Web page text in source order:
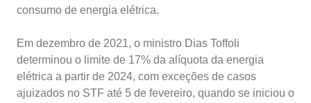
consumo de energia elétrica.
Em dezembro de 2021, o ministro Dias Toffoli
determinou o limite de 17% da alíquota da energia
elétrica a partir de 2024, com exceções de casos
ajuizados no STF até 5 de fevereiro, quando se iniciou o